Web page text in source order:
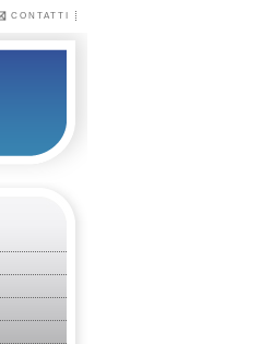
CONTATTI